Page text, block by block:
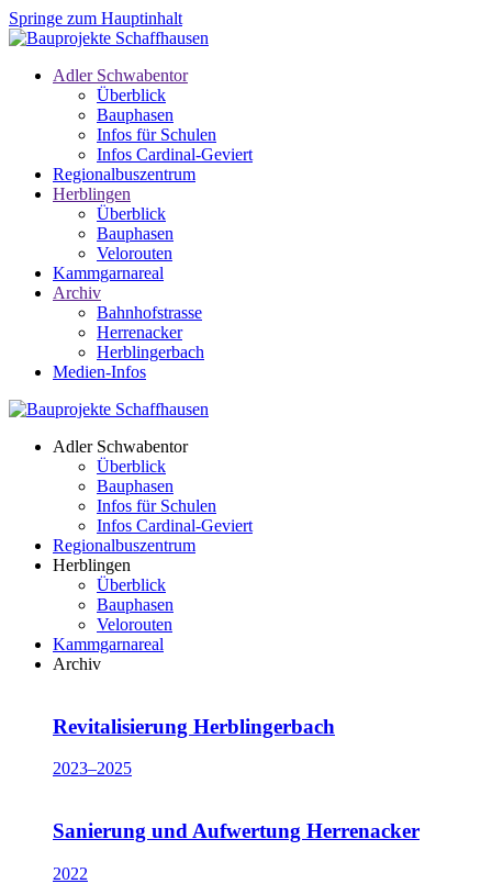
Springe zum Hauptinhalt
Adler Schwabentor
Überblick
Bauphasen
Infos für Schulen
Infos Cardinal-Geviert
Regionalbuszentrum
Herblingen
Überblick
Bauphasen
Velorouten
Kammgarnareal
Archiv
Bahnhofstrasse
Herrenacker
Herblingerbach
Medien-Infos
Adler Schwabentor
Überblick
Bauphasen
Infos für Schulen
Infos Cardinal-Geviert
Regionalbuszentrum
Herblingen
Überblick
Bauphasen
Velorouten
Kammgarnareal
Archiv
Revitalisierung Herblingerbach
2023–2025
Sanierung und Aufwertung Herrenacker
2022